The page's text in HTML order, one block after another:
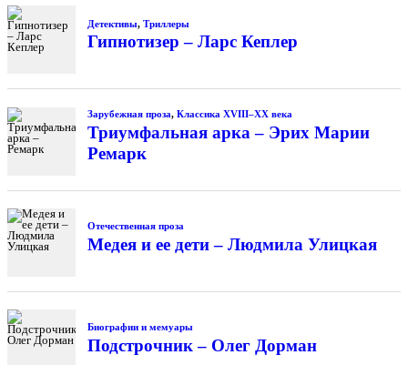
Детективы, Триллеры
Гипнотизер – Ларс Кеплер
Зарубежная проза, Классика XVIII–XX века
Триумфальная арка – Эрих Марии
Ремарк
Отечественная проза
Медея и ее дети – Людмила Улицкая
Биографии и мемуары
Подстрочник – Олег Дорман